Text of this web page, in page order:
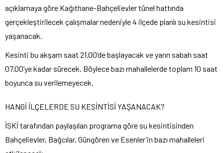
açıklamaya göre Kağıthane-Bahçelievler tünel hattında
gerçekleştirilecek çalışmalar nedeniyle 4 ilçede planlı su kesintisi
yaşanacak.
Kesinti bu akşam saat 21.00’de başlayacak ve yarın sabah saat
07.00’ye kadar sürecek. Böylece bazı mahallelerde toplam 10 saat
boyunca su verilemeyecek.
HANGİ İLÇELERDE SU KESİNTİSİ YAŞANACAK?
İSKİ tarafından paylaşılan programa göre su kesintisinden
Bahçelievler, Bağcılar, Güngören ve Esenler’in bazı mahalleleri